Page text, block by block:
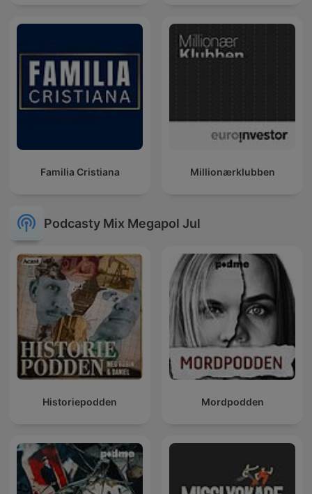
Familia Cristiana Millionærklubben
Podcasty Mix Megapol Jul
Historiepodden Mordpodden